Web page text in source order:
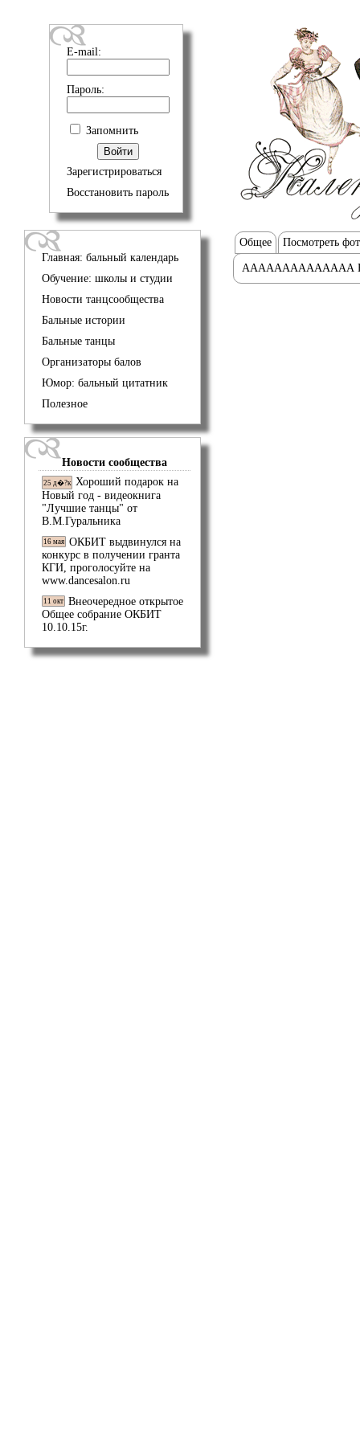
E-mail:
Пароль:
Запомнить
Зарегистрироваться
Восстановить пароль
Главная: бальный календарь
Обучение: школы и студии
Новости танцсообщества
Бальные истории
Бальные танцы
Организаторы балов
Юмор: бальный цитатник
Полезное
Новости сообщества
25 д�?к Хороший подарок на
Новый год - видеокнига
"Лучшие танцы" от
В.М.Гуральника
16 мая ОКБИТ выдвинулся на
конкурс в получении гранта
КГИ, проголосуйте на
www.dancesalon.ru
11 окт Внеочередное открытое
Общее собрание ОКБИТ
10.10.15г.
Общее Посмотреть
АААААААААААААА